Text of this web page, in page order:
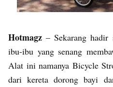
Hotmagz – Sekarang hadir
ibu-ibu yang senang
Alat ini namanya Bicycle
dari kereta dorong bayi